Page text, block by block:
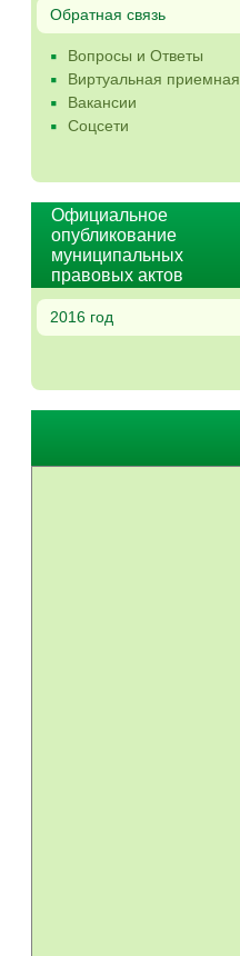
Обратная связь
Вопросы и Ответы
Виртуальная приемная
Вакансии
Соцсети
Официальное
опубликование
муниципальных
правовых актов
2016 год